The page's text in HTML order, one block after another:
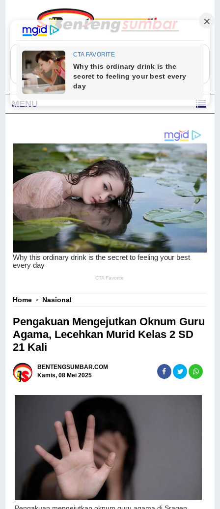
"Sesungguhnya Allah dan para malaikat-Nya berselawat untuk Nabi.
Wahai orang-orang yang beriman, berselawatlah kamu untuk Nabi dan
ucapkanlah salam dengan penuh penghormatan kepadanya." (Qs. Al
Ahzab Ayat 56)
MENU
Home › Nasional
Pengakuan Mengejutkan Oknum Guru
Agama, Lecehkan Murid Kelas 2 SD
21 Kali
BENTENGSUMBAR.COM
Kamis, 08 Mei 2025